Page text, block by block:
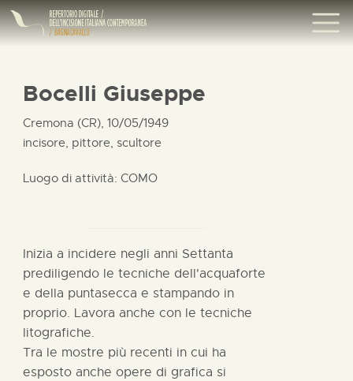
Bocelli Giuseppe
Cremona (CR), 10/05/1949
incisore, pittore, scultore
Luogo di attività: COMO
Inizia a incidere negli anni Settanta
prediligendo le tecniche dell'acquaforte
e della puntasecca e stampando in
proprio. Lavora anche con le tecniche
litografiche.
Tra le mostre più recenti in cui ha
esposto anche opere di grafica si